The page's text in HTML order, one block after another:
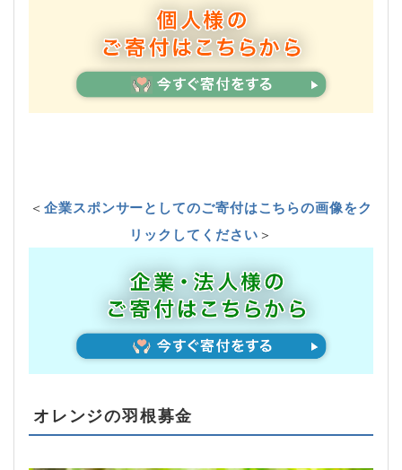
＜企業スポンサーとしてのご寄付はこちらの画像をク
リックしてください＞
オレンジの羽根募金